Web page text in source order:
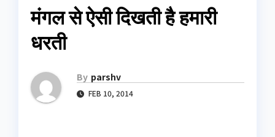
मंगल से ऐसी दिखती है हमारी
धरती
By parshv
FEB 10, 2014